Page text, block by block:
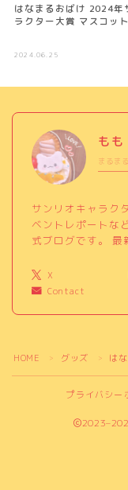
はなまるおばけ 2024年
ラクター大賞 マスコッ
2024.06.25
もも
まるま
サンリオキャラク
ベントレポートな
式ブログです。
X
Contact
HOME ＞ グッズ ＞ は
プライバシー